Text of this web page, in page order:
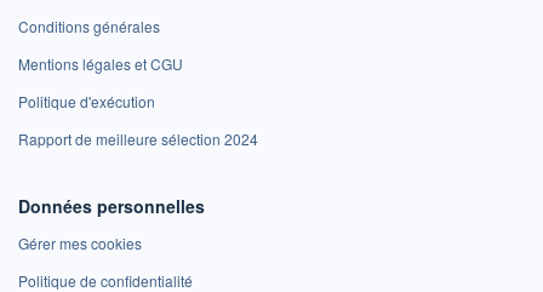
Conditions générales
Mentions légales et CGU
Politique d'exécution
Rapport de meilleure sélection 2024
Données personnelles
Gérer mes cookies
Politique de confidentialité